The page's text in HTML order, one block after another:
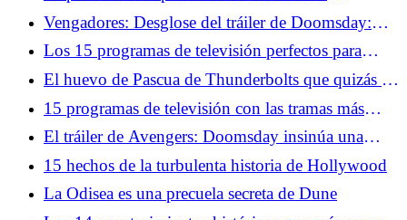
hacer una
personajes principales más desagradables
Vengadores: Desglose del tráiler de Doomsday:
Doctor Doom, X-Men, Capitán América regresa
Los 15 programas de televisión perfectos para
adolescentes de la década de 2000
El huevo de Pascua de Thunderbolts que quizás te
hayas perdido en el tráiler de Avengers: Doomsday
15 programas de televisión con las tramas más
repetitivas
El tráiler de Avengers: Doomsday insinúa una
historia oscura de Ant-Man
15 hechos de la turbulenta historia de Hollywood
La Odisea es una precuela secreta de Dune